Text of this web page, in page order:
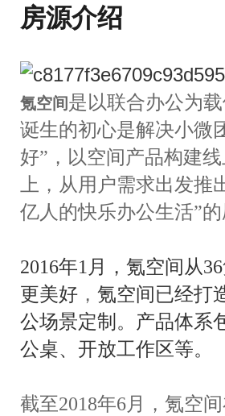
房源介绍
氪空间是以联合办公为
诞生的初心是解决小微
好”，以空间产品构建
上，从用户需求出发
亿人的快乐办公生活”的
2016年1月，氪空间从
更美好 ， 氪空间已经打
公场景定制。产品体系
公桌、开放工作区等。
截至2018年6月，氪空